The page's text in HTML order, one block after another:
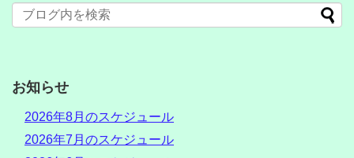
お知らせ
2026年8月のスケジュール
2026年7月のスケジュール